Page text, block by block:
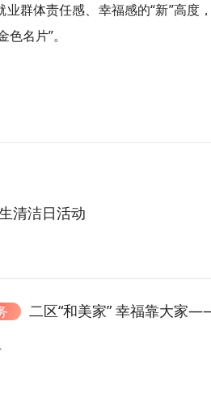
群体责任感、幸福感的“新”高度
名片”。
清洁日活动
二区“和美家” 幸福靠大家